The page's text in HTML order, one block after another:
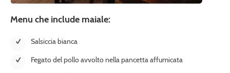
Menu che include maiale:
Salsiccia bianca
Fegato del pollo avvolto nella pancetta affumicata